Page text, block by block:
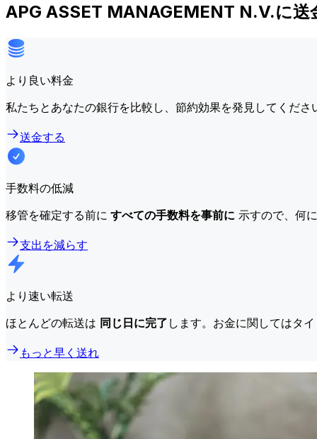
APG ASSET MANAGEMENT N.V.に
より良い料金
私たちとあなたの銀行を比較し、節約効果を発見してくださ
送金する
手数料の低減
移管を確定する前に すべての手数料を事前に 示すので、何
支出を減らす
より速い転送
ほとんどの転送は 同じ日に完了 します。お金に関してはタ
もっと早く送れ